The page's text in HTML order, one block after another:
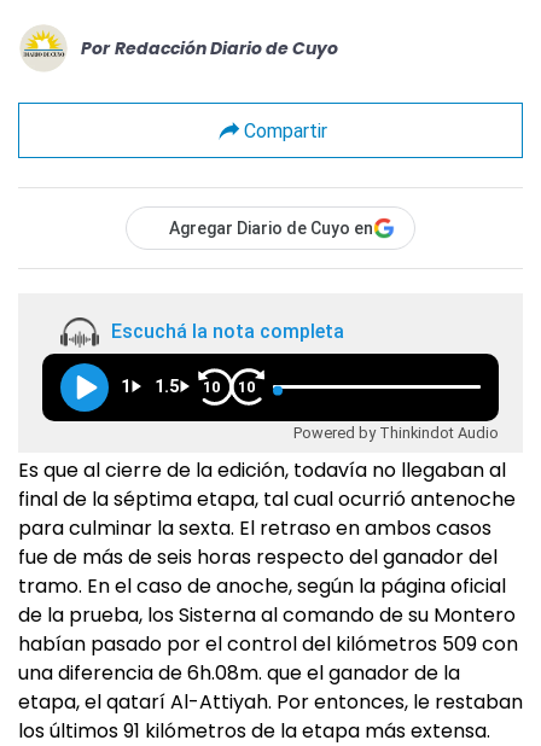
Por Redacción Diario de Cuyo
Compartir
Agregar Diario de Cuyo en
Escuchá la nota completa
1 1.5 10 10
Powered by Thinkindot Audio
Es que al cierre de la edición, todavía no llegaban al
final de la séptima etapa, tal cual ocurrió antenoche
para culminar la sexta. El retraso en ambos casos
fue de más de seis horas respecto del ganador del
tramo. En el caso de anoche, según la página oficial
de la prueba, los Sisterna al comando de su Montero
habían pasado por el control del kilómetros 509 con
una diferencia de 6h.08m. que el ganador de la
etapa, el qatarí Al-Attiyah. Por entonces, le restaban
los últimos 91 kilómetros de la etapa más extensa.